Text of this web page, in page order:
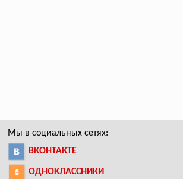
Мы в социальных сетях:
ВКОНТАКТЕ
ОДНОКЛАССНИКИ